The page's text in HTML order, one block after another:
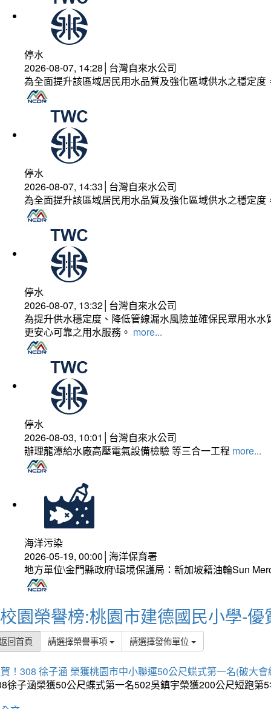
停水
2026-08-07, 14:28│台灣自來水公司
為全面提升該區域居民用水品質及強化區域供水之穩定
停水
2026-08-07, 14:33│台灣自來水公司
為全面提升該區域居民用水品質及強化區域供水之穩定
停水
2026-08-07, 13:32│台灣自來水公司
為提升供水穩定度、降低管線漏水風險並確保民眾用水
更安心可靠之用水服務。 more...
停水
2026-08-03, 10:01│台灣自來水公司
辦理龍潭給水廠高壓電氣設備檢驗 等三合一工程 more...
海洋污染
2026-05-19, 00:00│海洋保育署
地方單位\金門縣政府\環境保護局：新加坡籍油輪Sun
校園榮譽榜:桃園市建德國民小學-優
回首頁 請選擇榮譽事項 請選擇發佈單位
！308 徐子涵 榮獲桃園市中小聯運50公尺蝶式第一名(破大會
徐子涵榮獲50公尺蝶式第一名502吳鎮宇榮獲200公尺短跑